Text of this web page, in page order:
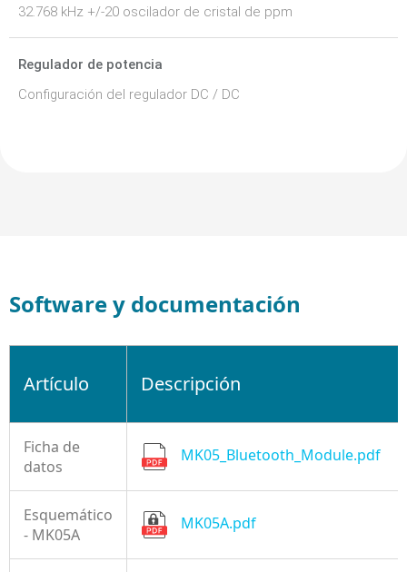
32.768 kHz +/-20 oscilador de cristal de ppm
Regulador de potencia
Configuración del regulador DC / DC
Software y documentación
Artículo Descripción
Ficha de
datos
MK05_Bluetooth_Module.pdf
Esquemático
- MK05A
MK05A.pdf